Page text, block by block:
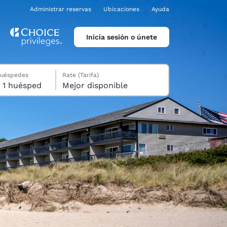
Administrar reservas Ubicaciones Ayuda
Inicia sesión o únete
1 habitación, 1 huésped
Rate (Tarifa)
Mejor disponible